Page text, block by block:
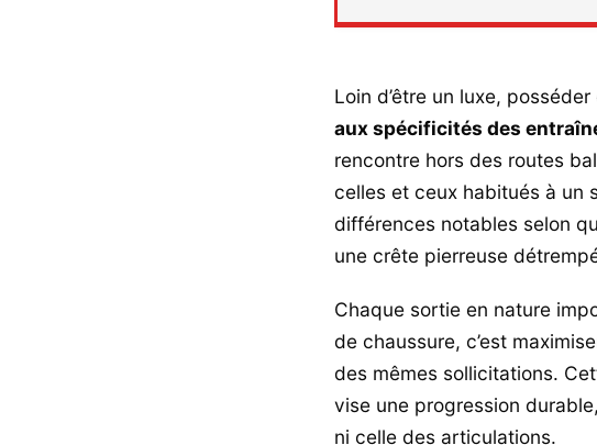
Loin d’être un luxe,
aux spécificités des
rencontre hors des routes
celles et ceux habitués à un
différences notables selon
une crête pierreuse
Chaque sortie en nature
de chaussure, c’est
des mêmes sollicitations.
vise une progression
ni celle des articulations.